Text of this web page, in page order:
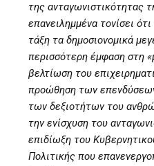
της ανταγωνιστικότητας
επανειλημμένα τονίσει
τάξη τα δημοσιονομικά
περισσότερη έμφαση στη
βελτίωση του
προώθηση των
των δεξιοτήτων του
την ενίσχυση του
επιδίωξη του
Πολιτικής που